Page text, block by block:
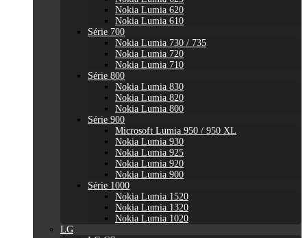
Nokia Lumia 620
Nokia Lumia 610
Série 700
Nokia Lumia 730 / 735
Nokia Lumia 720
Nokia Lumia 710
Série 800
Nokia Lumia 830
Nokia Lumia 820
Nokia Lumia 800
Série 900
Microsoft Lumia 950 / 950 XL
Nokia Lumia 930
Nokia Lumia 925
Nokia Lumia 920
Nokia Lumia 900
Série 1000
Nokia Lumia 1520
Nokia Lumia 1320
Nokia Lumia 1020
LG